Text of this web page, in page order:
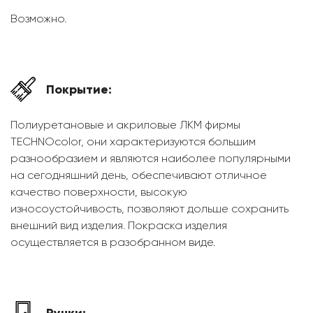
Возможно.
Покрытие:
Полиуретановые и акриловые ЛКМ фирмы
TECHNOcolor, они характеризуются большим
разнообразием и являются наиболее популярными
на сегодняшний день, обеспечивают отличное
качество поверхности, высокую
износоустойчивость, позволяют дольше сохранить
внешний вид изделия. Покраска изделия
осуществляется в разобранном виде.